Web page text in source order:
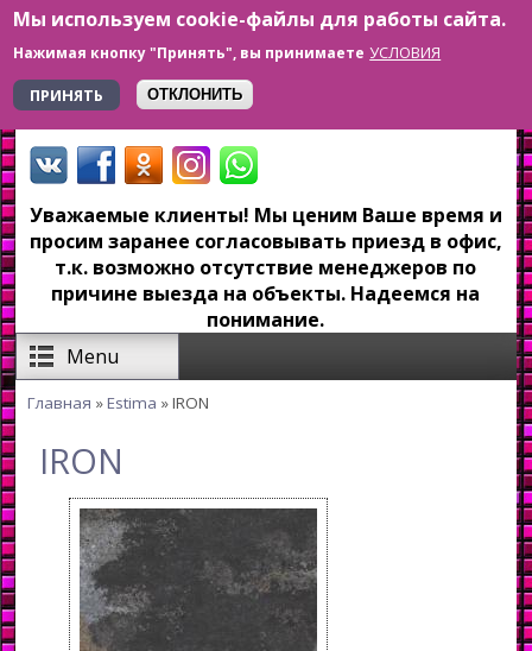
Мы используем cookie-файлы для работы сайта.
Нажимая кнопку "Принять", вы принимаете УСЛОВИЯ
ПРИНЯТЬ
ОТКЛОНИТЬ
Перейти к основному содержанию
+7 923 179-6-279
Уважаемые клиенты! Мы ценим Ваше время и
просим заранее согласовывать приезд в офис,
т.к. возможно отсутствие менеджеров по
причине выезда на объекты. Надеемся на
понимание.
Menu
Главная »Estima » IRON
IRON